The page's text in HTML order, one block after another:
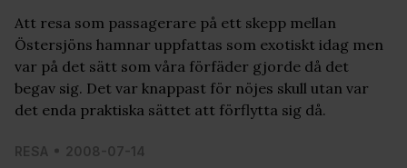
Att resa som passagerare på ett skepp mellan
Östersjöns hamnar uppfattas som exotiskt idag men
var på det sätt som våra förfäder gjorde då det
begav sig. Det var knappast för nöjes skull utan var
det enda praktiska sättet att förflytta sig då.
RESA 2008-07-14